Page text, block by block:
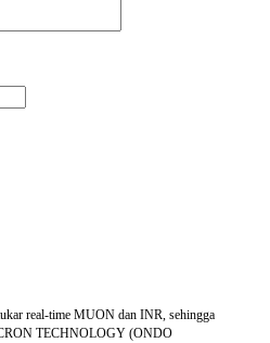
real-time MUON dan INR, sehingga
TECHNOLOGY (ONDO